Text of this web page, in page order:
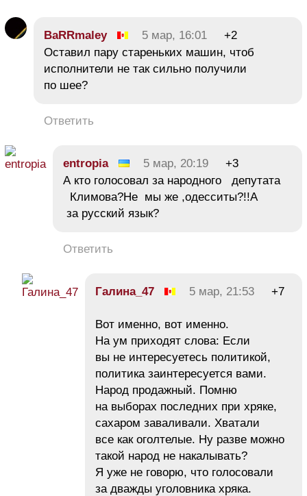
BaRRmaley 5 мар, 16:01
+2
Оставил пару стареньких машин, чтоб
исполнители не так сильно получили
по шее?
Ответить
entropia 5 мар, 20:19
+3
А кто голосовал за народного депутата
Климова?Не мы же ,одесситы?!!А
за русский язык?
Ответить
Галина_47 5 мар, 21:53 +7
Вот именно, вот именно.
На ум приходят слова: Если
вы не интересуетесь политикой,
политика заинтересуется вами.
Народ продажный. Помню
на выборах последних при хряке,
сахаром заваливали. Хватали
все как оголтелые. Ну разве можно
такой народ не накалывать?
Я уже не говорю, что голосовали
за дважды уголовника хряка.